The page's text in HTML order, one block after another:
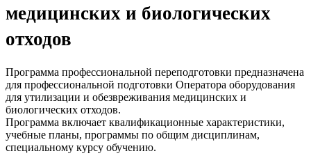
медицинских и биологических
отходов
Программа профессиональной переподготовки предназначена
для профессиональной подготовки Оператора оборудования
для утилизации и обезвреживания медицинских и
биологических отходов.
Программа включает квалификационные характеристики,
учебные планы, программы по общим дисциплинам,
специальному курсу обучению.